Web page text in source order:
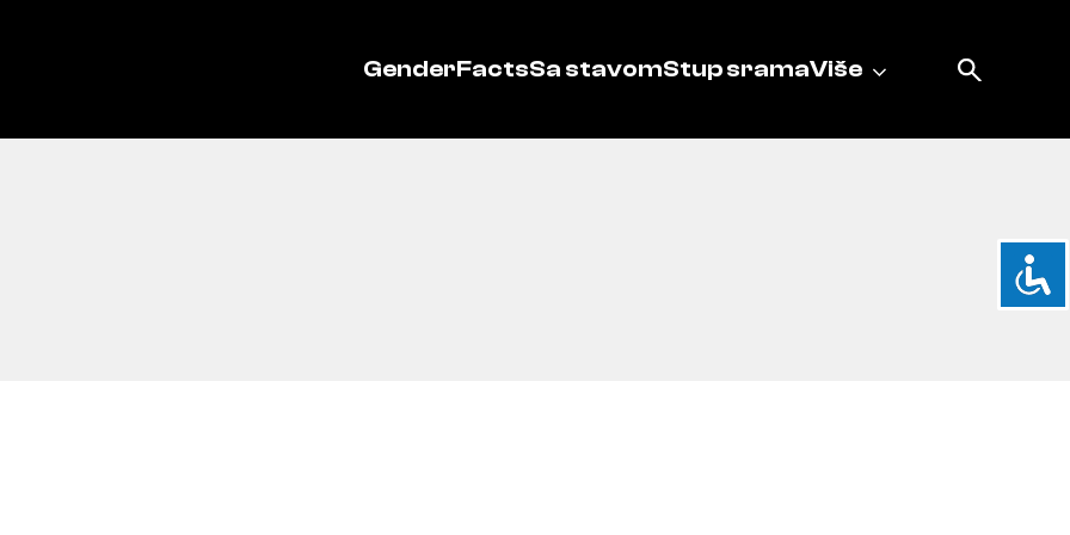
GenderFactsSa stavomStup sramaViše